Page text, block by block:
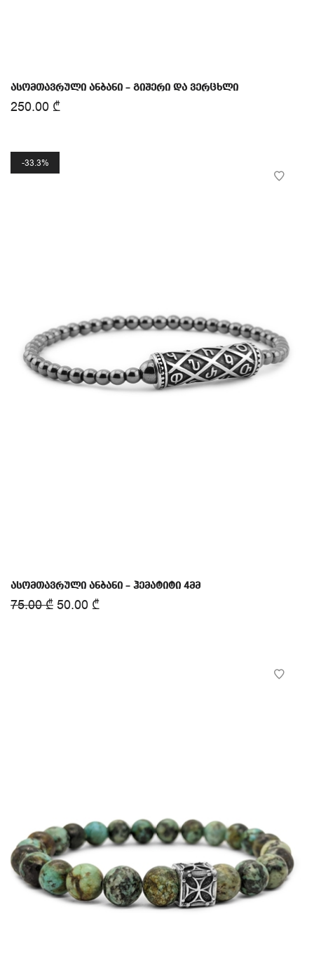
ასომთავრული ანბანი – გიშერი და ვერცხლი
250.00 ₾
33.3%
ასომთავრული ანბანი – ჰემატიტი 4მმ
75.00₾ 50.00 ₾